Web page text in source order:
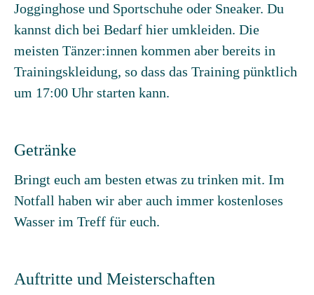
Jogginghose und Sportschuhe oder Sneaker. Du
kannst dich bei Bedarf hier umkleiden. Die
meisten Tänzer:innen kommen aber bereits in
Trainingskleidung, so dass das Training pünktlich
um 17:00 Uhr starten kann.
Getränke
Bringt euch am besten etwas zu trinken mit. Im
Notfall haben wir aber auch immer kostenloses
Wasser im Treff für euch.
Auftritte und Meisterschaften